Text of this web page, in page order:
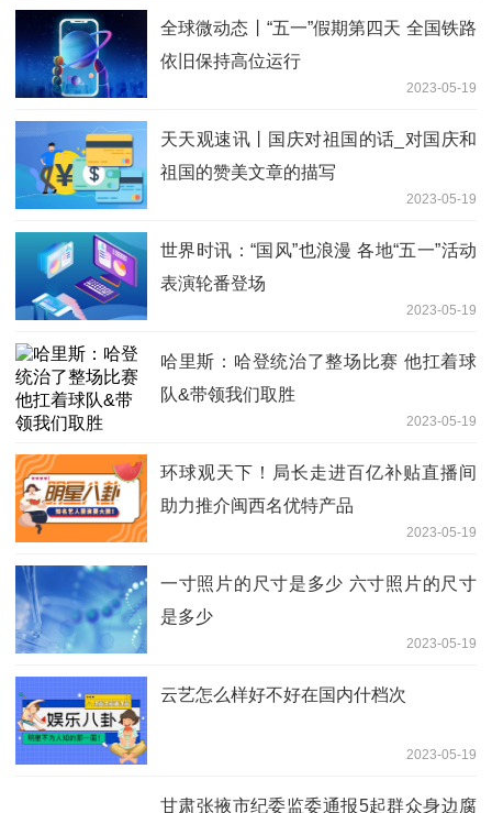
全球微动态丨“五一”假期第四天 全国铁路
依旧保持高位运行
2023-05-19
天天观速讯丨国庆对祖国的话_对国庆和
祖国的赞美文章的描写
2023-05-19
世界时讯：“国风”也浪漫 各地“五一”活动
表演轮番登场
2023-05-19
哈里斯：哈登统治了整场比赛 他扛着球
队&带领我们取胜
2023-05-19
环球观天下！局长走进百亿补贴直播间
助力推介闽西名优特产品
2023-05-19
一寸照片的尺寸是多少 六寸照片的尺寸
是多少
2023-05-19
云艺怎么样好不好在国内什档次
2023-05-19
甘肃张掖市纪委监委通报5起群众身边腐